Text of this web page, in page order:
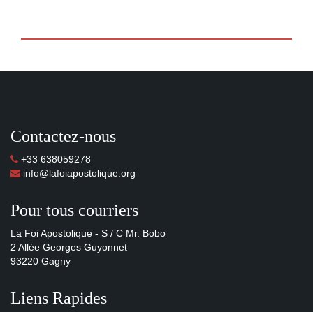
Contactez-nous
+33 638059278
info@lafoiapostolique.org
Pour tous courriers
La Foi Apostolique - S / C Mr. Bobo
2 Allée Georges Guyonnet
93220 Gagny
Liens Rapides